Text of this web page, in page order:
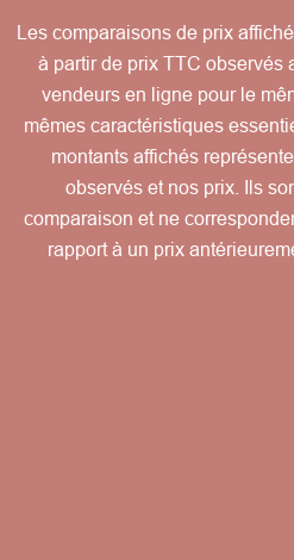
Les comparaisons de prix
à partir de prix TTC observés
vendeurs en ligne pour le
mêmes caractéristiques
montants affichés
observés et nos prix. Ils
comparaison et ne
rapport à un prix